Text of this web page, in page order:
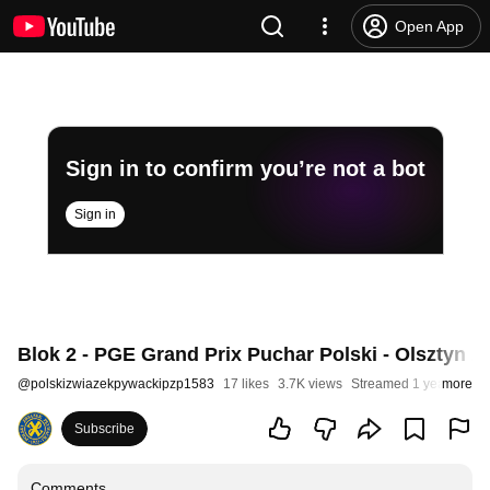
Open App
Sign in to confirm you’re not a bot
Sign in
Blok 2 - PGE Grand Prix Puchar Polski - Olsztyn
@polskizwiazekpywackipzp1583 17 likes 3.7K views Streamed 1 year ago
more
Subscribe